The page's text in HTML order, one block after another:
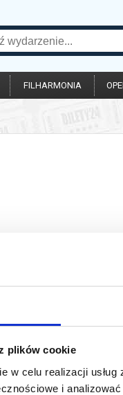
plików cookie
w celu realizacji usług
i
FILHARMONIA